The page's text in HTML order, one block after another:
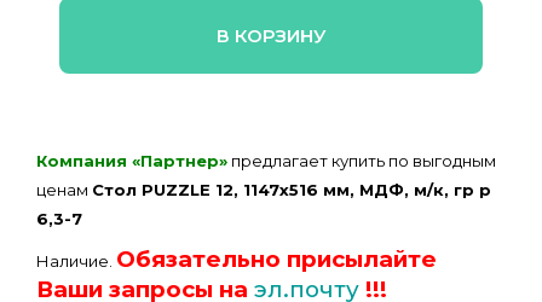
В КОРЗИНУ
Компания «Партнер» предлагает купить по выгодным
ценам Стол PUZZLE 12, 1147х516 мм, МДФ, м/к, гр р
6,3-7
Наличие. Обязательно присылайте
Ваши запросы на эл.почту !!!